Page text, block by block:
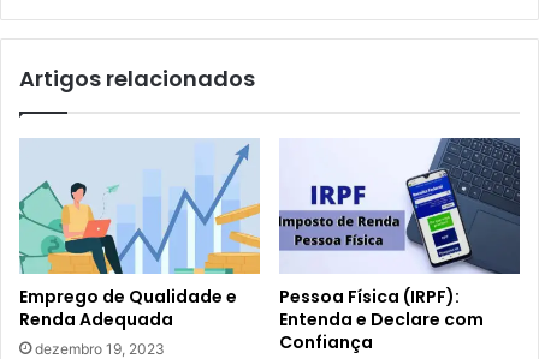
Artigos relacionados
Emprego de Qualidade e
Renda Adequada
dezembro 19, 2023
Pessoa Física (IRPF):
Entenda e Declare com
Confiança